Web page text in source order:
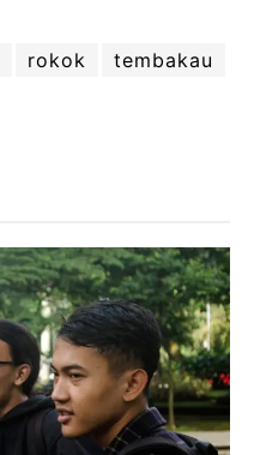
rokok tembakau